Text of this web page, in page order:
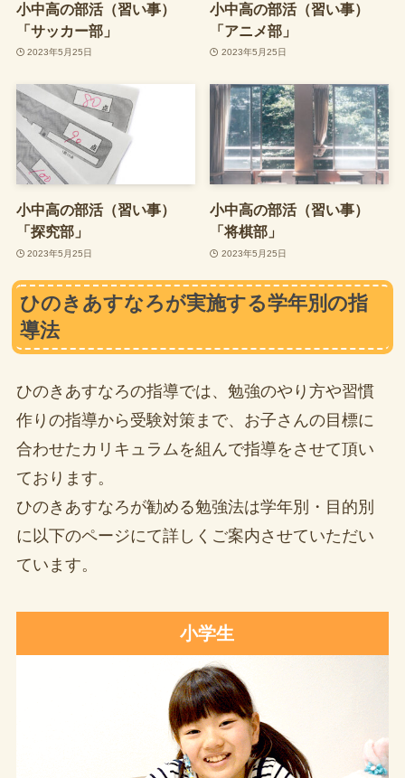
小中高の部活（習い事）
「サッカー部」
2023年5月25日
小中高の部活（習い事）
「アニメ部」
2023年5月25日
小中高の部活（習い事）
「探究部」
2023年5月25日
小中高の部活（習い事）
「将棋部」
2023年5月25日
ひのきあすなろが実施する学年別の指
導法
ひのきあすなろの指導では、勉強のやり方や習慣
作りの指導から受験対策まで、お子さんの目標に
合わせたカリキュラムを組んで指導をさせて頂い
ております。
ひのきあすなろが勧める勉強法は学年別・目的別
に以下のページにて詳しくご案内させていただい
ています。
小学生